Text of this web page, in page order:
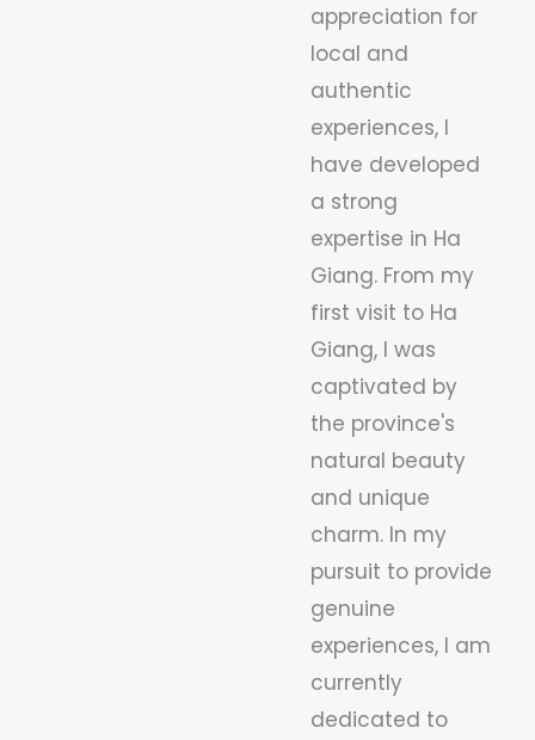
appreciation for
local and
authentic
experiences, I
have developed
a strong
expertise in Ha
Giang. From my
first visit to Ha
Giang, I was
captivated by
the province's
natural beauty
and unique
charm. In my
pursuit to provide
genuine
experiences, I am
currently
dedicated to